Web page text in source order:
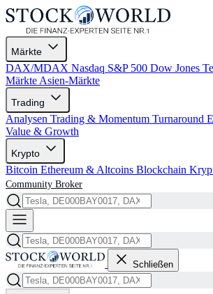
Märkte
DAX/MDAX Nasdaq S&P 500 Dow Jones
Märkte Asien-Märkte
Trading
Analysen Trading & Momentum Turnaround
Value & Growth
Krypto
Bitcoin Ethereum & Altcoins Blockchain
Community Broker
Schließen